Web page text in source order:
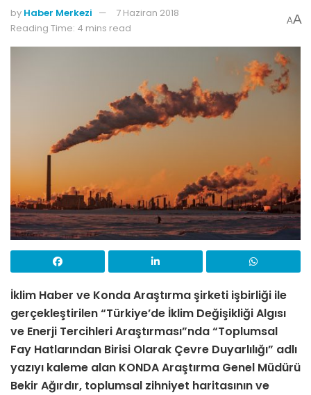
by Haber Merkezi
7 Haziran 2018
Reading Time: 4 mins read
AA
İklim Haber ve Konda Araştırma şirketi işbirliği ile
gerçekleştirilen “Türkiye’de İklim Değişikliği Algısı
ve Enerji Tercihleri Araştırması”nda“Toplumsal
Fay Hatlarından Birisi Olarak Çevre Duyarlılığı” adlı
yazıyı kaleme alan KONDA Araştırma Genel Müdürü
Bekir Ağırdır, toplumsal zihniyet haritasının ve